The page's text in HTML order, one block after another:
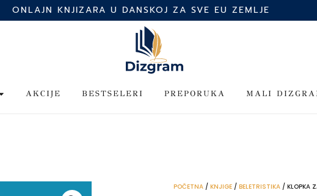
ONLAJN KNJIZARA U DANSKOJ ZA SVE EU ZEMLJE
AKCIJE BESTSELERI PREPORUKA MALI
POČETNA /KNJIGE /BELETRISTIKA / KLOPKA